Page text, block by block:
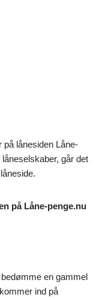
på lånesiden Låne-
går det
på Låne-penge.nu
en gammel
ind på